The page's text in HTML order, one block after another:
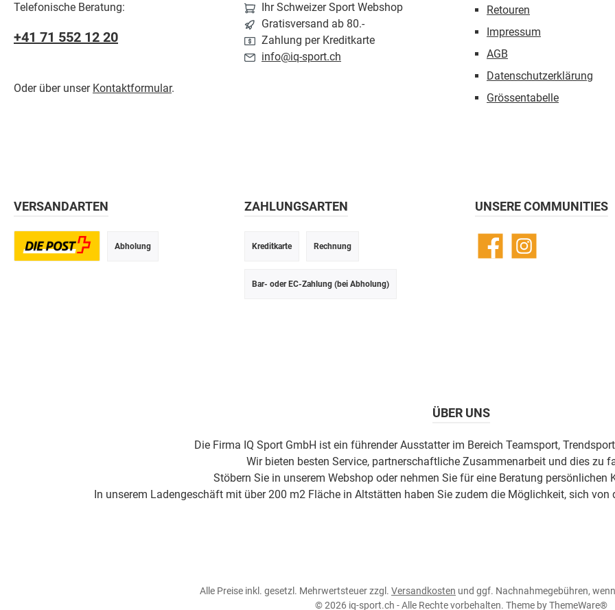
Telefonische Beratung:
+41 71 552 12 20
Oder über unser Kontaktformular.
Ihr Schweizer Sport Webshop
Gratisversand ab 80.-
Zahlung per Kreditkarte
info@iq-sport.ch
Retouren
Impressum
AGB
Datenschutzerklärung
Grössentabelle
VERSANDARTEN
Abholung
ZAHLUNGSARTEN
Kreditkarte Rechnung
Bar- oder EC-Zahlung (bei Abholung)
UNSERE COMMUNITIES
FacebookInstagram
ÜBER UNS
Die Firma IQ Sport GmbH ist ein führender Ausstatter im Bereich Teamsport,
Wir bieten besten Service, partnerschaftliche Zusammenarbeit und dies zu
Stöbern Sie in unserem Webshop oder nehmen Sie für eine Beratung persönlichen
In unserem Ladengeschäft mit über 200 m2 Fläche in Altstätten haben Sie zudem die Möglichkeit, sich von
Alle Preise inkl. gesetzl. Mehrwertsteuer zzgl. Versandkosten und ggf. Nachnahmegebühren,
© 2026 iq-sport.ch - Alle Rechte vorbehalten. Theme byThemeWare®